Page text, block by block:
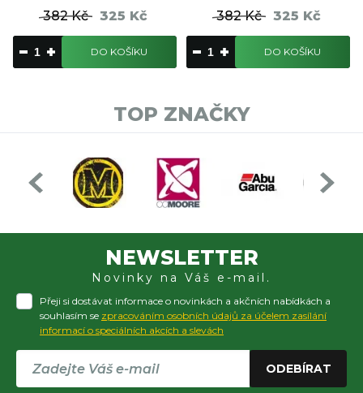
382 Kč 325 Kč
DO KOŠÍKU
382 Kč 325 Kč
DO KOŠÍKU
TOP ZNAČKY
NEWSLETTER
Novinky na Váš e-mail.
Přeji si dostávat informace o novinkách a akčních nabídkách a
souhlasím se zpracováním osobních údajů za účelem zasílání
informací o speciálních akcích a slevách
ODEBÍRAT